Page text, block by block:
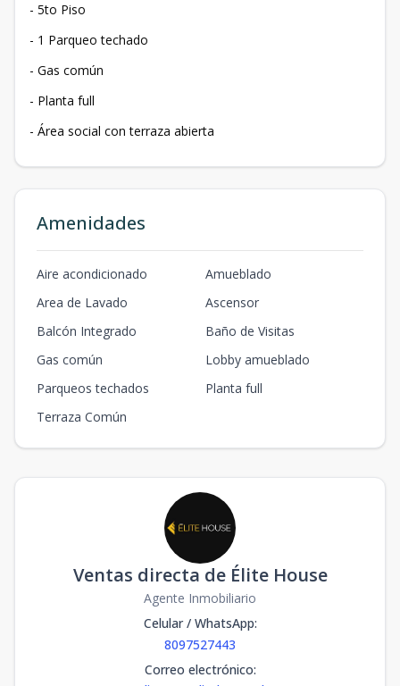
- 5to Piso
- 1 Parqueo techado
- Gas común
- Planta full
- Área social con terraza abierta
Amenidades
Aire acondicionado
Amueblado
Area de Lavado
Ascensor
Balcón Integrado
Baño de Visitas
Gas común
Lobby amueblado
Parqueos techados
Planta full
Terraza Común
Ventas directa de Élite House
Agente Inmobiliario
Celular / WhatsApp:
8097527443
Correo electrónico: